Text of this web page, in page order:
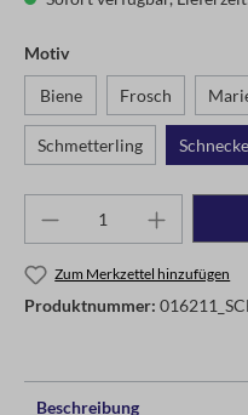
Motiv
Biene Frosch
Schmetterling Schnecke
Zum Merkzettel hinzufügen
Produktnummer:
Beschreibung